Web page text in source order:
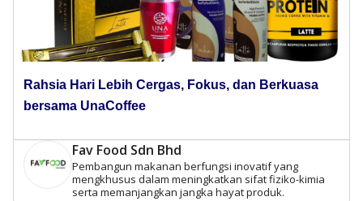
Rahsia Hari Lebih Cergas, Fokus, dan Berkuasa
bersama UnaCoffee
Fav Food Sdn Bhd
Pembangun makanan berfungsi inovatif yang
mengkhusus dalam meningkatkan sifat fiziko-kimia
serta memanjangkan jangka hayat produk.